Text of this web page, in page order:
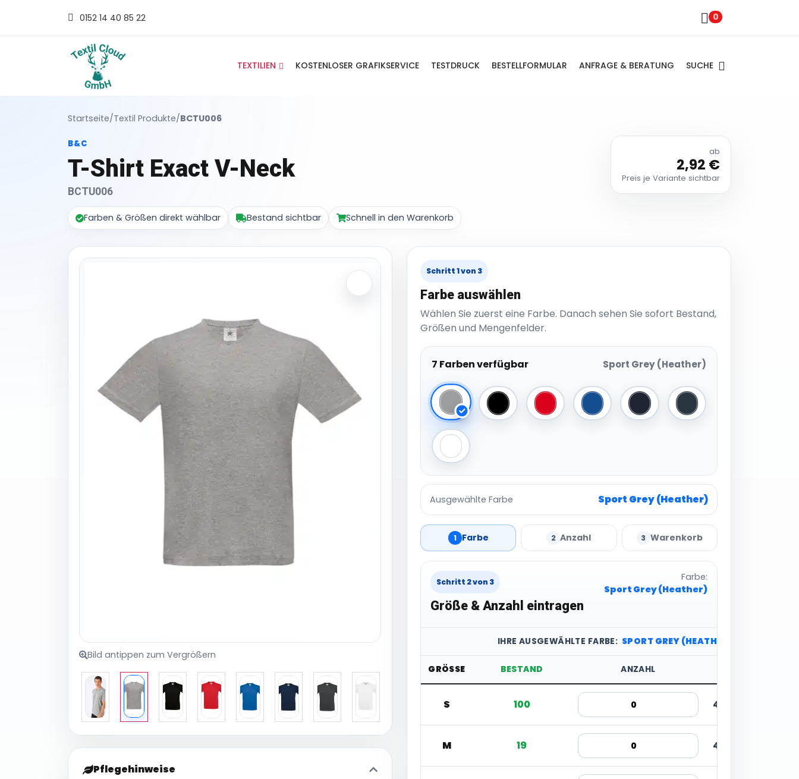
0152 14 40 85 22 0
TEXTILIEN KOSTENLOSER GRAFIKSERVICE TESTDRUCK BESTELLFORMULAR ANFRAGE & BERATUNG SUCHE
Startseite/Textil Produkte/BCTU006
B&C
T-Shirt Exact V-Neck
BCTU006
Farben & Größen direkt wählbar Bestand sichtbar Schnell in den Warenkorb
ab
2,92 €
Preis je Variante sichtbar
Bild antippen zum Vergrößern
Pflegehinweise
Schritt 1 von 3
Farbe auswählen
Wählen Sie zuerst eine Farbe. Danach sehen Sie sofort Bestand,
Größen und Mengenfelder.
7 Farben verfügbar Sport Grey (Heather)
Sport Grey (Heather)
Black Red Royal Blue Navy Dark Grey (Solid)
White
Ausgewählte Farbe Sport Grey (Heather)
1 Farbe 2 Anzahl 3 Warenkorb
Schritt 2 von 3
Größe & Anzahl eintragen
Farbe:
Sport Grey (Heather)
IHRE AUSGEWÄHLTE FARBE: SPORT GREY (HEATHER)
GRÖSSE BESTAND ANZAHL
S 100 4,34 € inkl.
M 19 4,34 € inkl.